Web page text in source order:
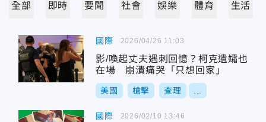
全部 即時 要聞 社會 娛樂 體育 生活
國際
影/喚起丈夫遇刺回憶？柯克遺孀也
在場 崩潰痛哭「只想回家」
美國 槍擊 查理
2026/04/26 11:03
國際 2026/02/10 13:46